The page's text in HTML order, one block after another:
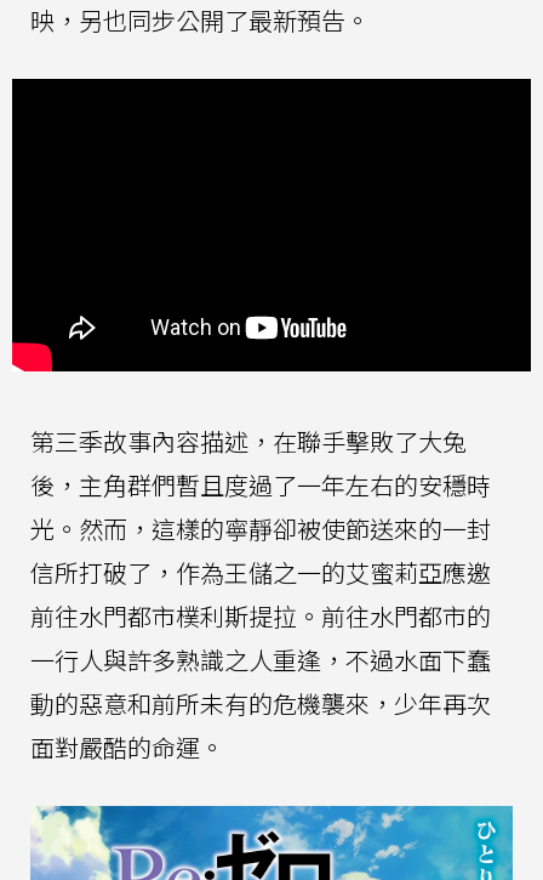
映，另也同步公開了最新預告。
第三季故事內容描述，在聯手擊敗了大兔
後，主角群們暫且度過了一年左右的安穩時
光。然而，這樣的寧靜卻被使節送來的一封
信所打破了，作為王儲之一的艾蜜莉亞應邀
前往水門都市樸利斯提拉。前往水門都市的
一行人與許多熟識之人重逢，不過水面下蠢
動的惡意和前所未有的危機襲來，少年再次
面對嚴酷的命運。